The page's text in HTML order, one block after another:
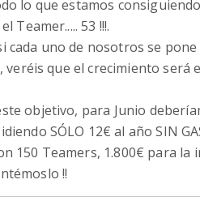
lo que estamos
Teamer..... 53 !!!.
cada uno de nosotros se
veréis que el crecimiento será
objetivo, para Junio
SÓLO 12€ al año SIN
150 Teamers, 1.800€ para la
!!